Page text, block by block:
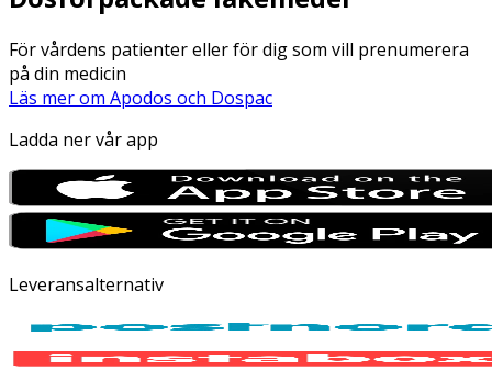
För vårdens patienter eller för dig som vill prenumerera
på din medicin
Läs mer om Apodos och Dospac
Ladda ner vår app
Leveransalternativ